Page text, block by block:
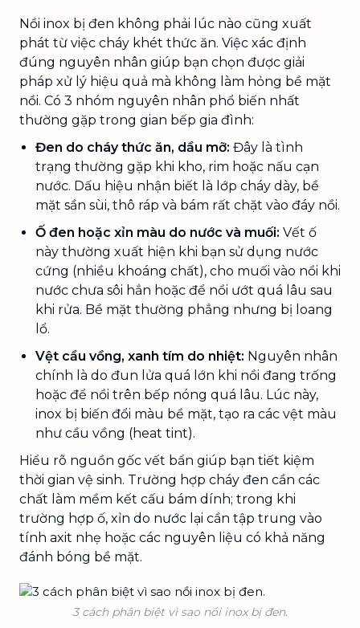
Nồi inox bị đen không phải lúc nào cũng xuất
phát từ việc cháy khét thức ăn. Việc xác định
đúng nguyên nhân giúp bạn chọn được giải
pháp xử lý hiệu quả mà không làm hỏng bề mặt
nồi. Có 3 nhóm nguyên nhân phổ biến nhất
thường gặp trong gian bếp gia đình:
Đen do cháy thức ăn, dầu mỡ: Đây là tình
trạng thường gặp khi kho, rim hoặc nấu cạn
nước. Dấu hiệu nhận biết là lớp cháy dày, bề
mặt sần sùi, thô ráp và bám rất chặt vào đáy nồi.
Ố đen hoặc xỉn màu do nước và muối: Vết ố
này thường xuất hiện khi bạn sử dụng nước
cứng (nhiều khoáng chất), cho muối vào nồi khi
nước chưa sôi hẳn hoặc để nồi ướt quá lâu sau
khi rửa. Bề mặt thường phẳng nhưng bị loang
lổ.
Vệt cầu vồng, xanh tím do nhiệt: Nguyên nhân
chính là do đun lửa quá lớn khi nồi đang trống
hoặc để nồi trên bếp nóng quá lâu. Lúc này,
inox bị biến đổi màu bề mặt, tạo ra các vệt màu
như cầu vồng (heat tint).
Hiểu rõ nguồn gốc vết bẩn giúp bạn tiết kiệm
thời gian vệ sinh. Trường hợp cháy đen cần các
chất làm mềm kết cấu bám dính; trong khi
trường hợp ố, xỉn do nước lại cần tập trung vào
tính axit nhẹ hoặc các nguyên liệu có khả năng
đánh bóng bề mặt.
3 cách phân biệt vì sao nồi inox bị đen.